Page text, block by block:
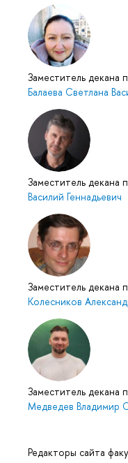
Заместитель декана
Балаева Светлана
Заместитель декана
Василий Геннадьевич
Заместитель декана
Колесников
Заместитель декана
Медведев Владимир
Редакторы сайта